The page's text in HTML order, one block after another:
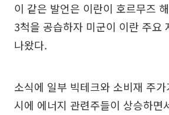
이 같은 발언은 이란이 호르무즈
3척을 공습하자 미군이 이란 주요
나왔다.
소식에 일부 빅테크와 소비재 주
시에 에너지 관련주들이 상승하면